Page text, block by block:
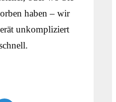
haben – wir
unkompliziert